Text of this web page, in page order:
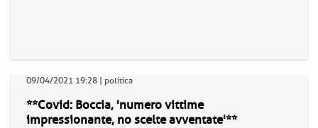
09/04/2021 19:28 | politica
**Covid: Boccia, 'numero vittime
impressionante, no scelte avventate'**